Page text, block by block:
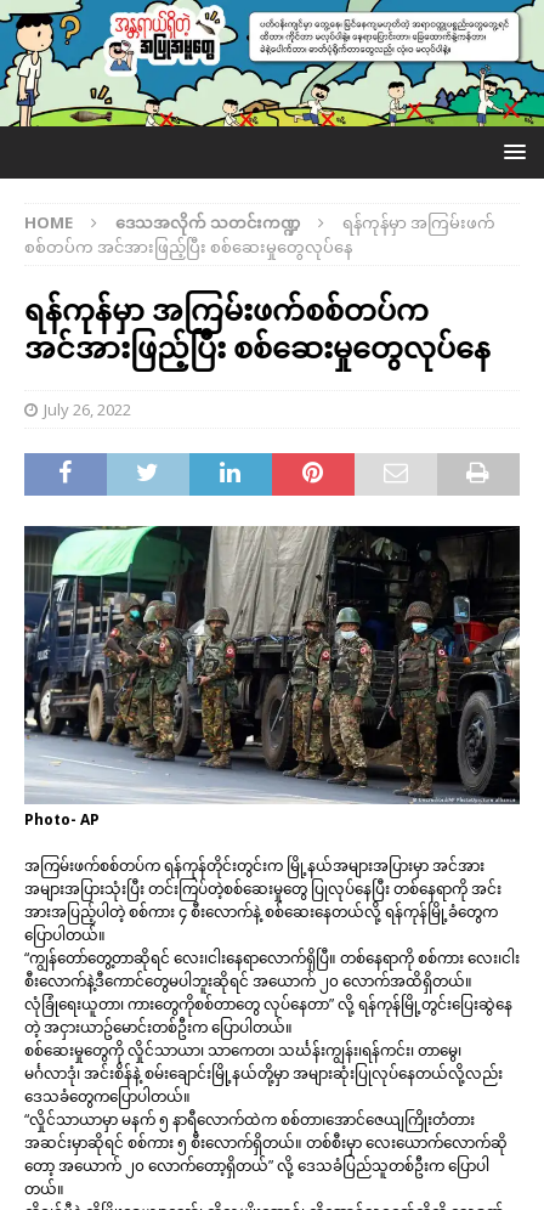
HOME ဒေသအလိုက် သတင်းကဏ္ဍ
ရန်ကုန်မှာ အကြမ်းဖက်
စစ်တပ်က အင်အားဖြည့်ပြီး စစ်ဆေးမှုတွေလုပ်နေ
ရန်ကုန်မှာ အကြမ်းဖက်စစ်တပ်က
အင်အားဖြည့်ပြီး စစ်ဆေးမှုတွေလုပ်နေ
July 26, 2022
Photo- AP
အကြမ်းဖက်စစ်တပ်က ရန်ကုန်တိုင်းတွင်းက မြို့နယ်အများအပြားမှာ အင်အား
အများအပြားသုံးပြီး တင်းကြပ်တဲ့စစ်ဆေးမှုတွေ ပြုလုပ်နေပြီး တစ်နေရာကို အင်း
အားအပြည့်ပါတဲ့ စစ်ကား ၄ စီးလောက်နဲ့ စစ်ဆေးနေတယ်လို့ ရန်ကုန်မြို့ခံတွေက
ပြောပါတယ်။
“ကျွန်တော်တွေ့တာဆိုရင် လေး၊ငါးနေရာလောက်ရှိပြီ။ တစ်နေရာကို စစ်ကား လေး၊ငါး
စီးလောက်နဲ့ဒီကောင်တွေမပါဘူးဆိုရင် အယောက် ၂၀ လောက်အထိရှိတယ်။
လုံခြုံရေးယူတာ၊ ကားတွေကိုစစ်တာတွေ လုပ်နေတာ” လို့ ရန်ကုန်မြို့တွင်းပြေးဆွဲနေ
တဲ့ အငှားယာဥ်မောင်းတစ်ဦးက ပြောပါတယ်။
စစ်ဆေးမှုတွေကို လှိုင်သာယာ၊ သာကေတ၊ သင်္ဃန်းကျွန်း၊ရန်ကင်း၊ တာမွေ၊
မင်္ဂလာဒုံ၊ အင်းစိန်နဲ့ စမ်းချောင်းမြို့နယ်တို့မှာ အများဆုံးပြုလုပ်နေတယ်လို့လည်း
ဒေသခံတွေကပြောပါတယ်။
“လှိုင်သာယာမှာ မနက် ၅ နာရီလောက်ထဲက စစ်တာ၊အောင်ဇေယျကြိုးတံတား
အဆင်းမှာဆိုရင် စစ်ကား ၅ စီးလောက်ရှိတယ်။ တစ်စီးမှာ လေးယောက်လောက်ဆို
တော့ အယောက် ၂၀ လောက်တော့ရှိတယ်” လို့ ဒေသခံပြည်သူတစ်ဦးက ပြောပါ
တယ်။